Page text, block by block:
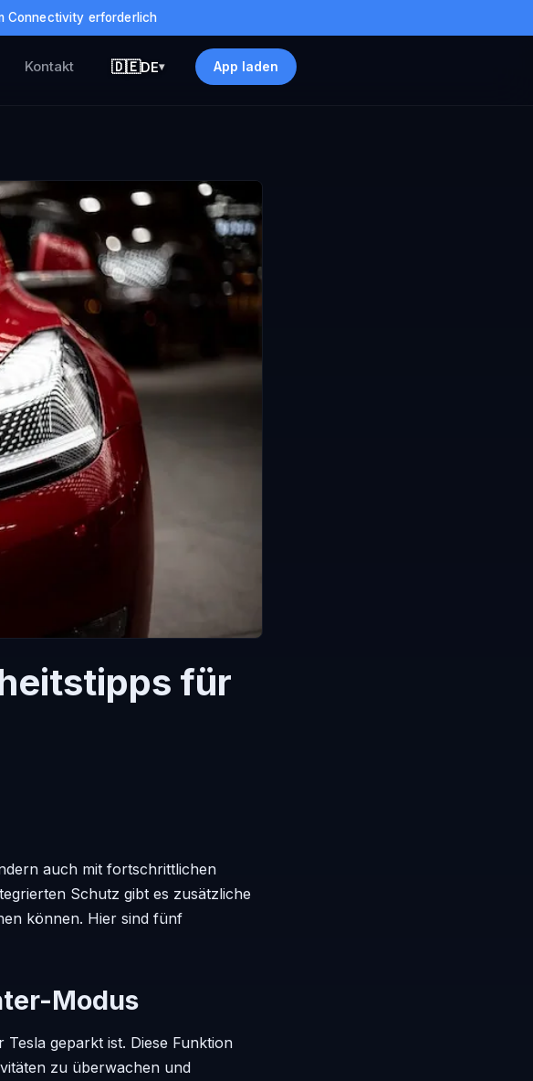
Connectivity erforderlich
Kontakt 🇩🇪DE▾ App laden
für
auch mit fortschrittlichen
Schutz gibt es zusätzliche
können. Hier sind fünf
Modus
geparkt ist. Diese Funktion
zu überwachen und